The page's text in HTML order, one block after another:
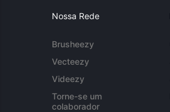
Nossa Rede
Brusheezy
Vecteezy
Videezy
Torne-se um
colaborador